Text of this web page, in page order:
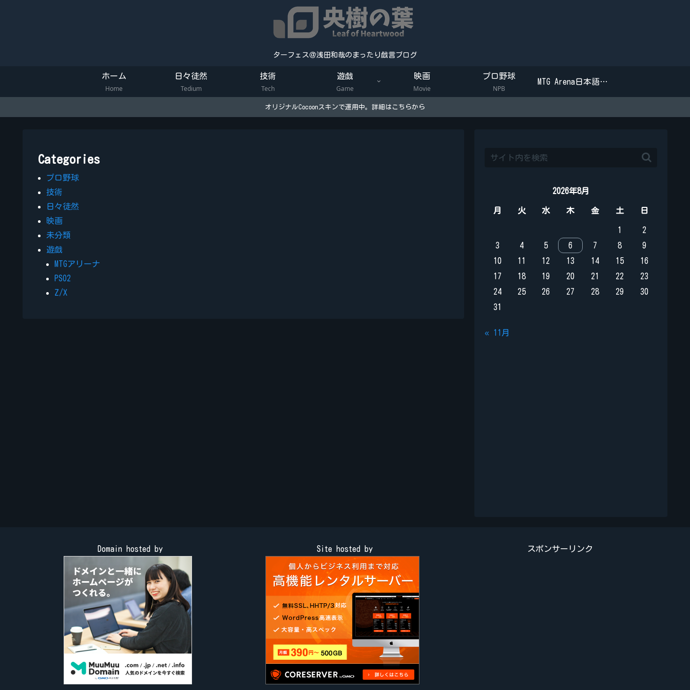
ターフェス＠浅田和哉のまったり戯言ブログ
ホーム
Home
日々徒然
Tedium
技術
Tech
遊戯
Game
映画
Movie
プロ野球
NPB
MTG Arena日本語環境不具合・バグ・誤訳一覧
オリジナルCocoonスキンで運用中。詳細はこちらから
Categories
プロ野球
技術
日々徒然
映画
未分類
遊戯
MTGアリーナ
PSO2
Z/X
2026年8月
月 火 水 木 金 土 日
1
2
3
4 5 6 7 8
9
10
11 12 13 14 15
16
17
18 19 20 21 22
23
24
25 26 27 28 29
30
31
« 11月
Domain hosted by Site hosted by スポンサーリンク